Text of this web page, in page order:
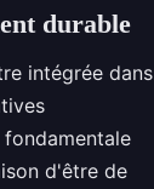
durable
intégrée dans
d'être de